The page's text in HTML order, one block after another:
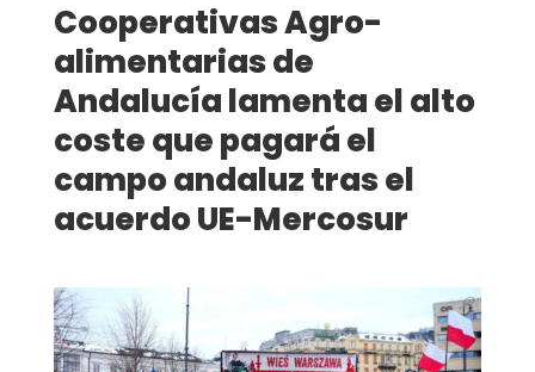
Cooperativas Agro-
alimentarias de
Andalucía lamenta el alto
coste que pagará el
campo andaluz tras el
acuerdo UE-Mercosur